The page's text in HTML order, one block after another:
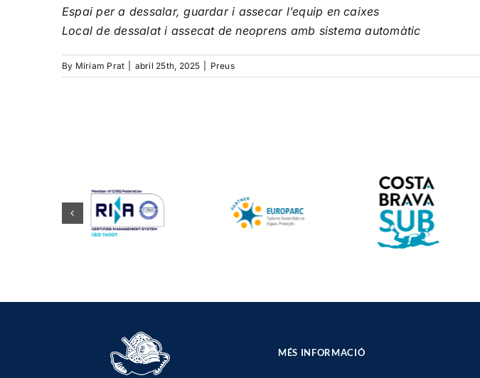
Espai per a dessalar, guardar i assecar l’equip en caixes
Local de dessalat i assecat de neoprens amb sistema automàtic
By Míriam Prat abril 25th, 2025 Preus
MÉS INFORMACIÓ